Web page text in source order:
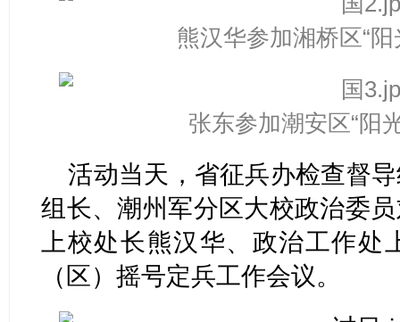
熊汉华参加湘桥区“
张东参加潮安区“阳
活动当天，省征兵办检查督
组长、潮州军分区大校政治委
上校处长熊汉华、政治工作
（区）摇号定兵工作会议。